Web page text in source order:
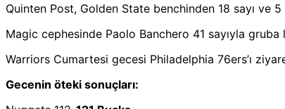
Quinten Post, Golden State benchinden 18 sayı ve
Magic cephesinde Paolo Banchero 41 sayıyla
Warriors Cumartesi gecesi Philadelphia 76ers’ı
Gecenin öteki sonuçları: